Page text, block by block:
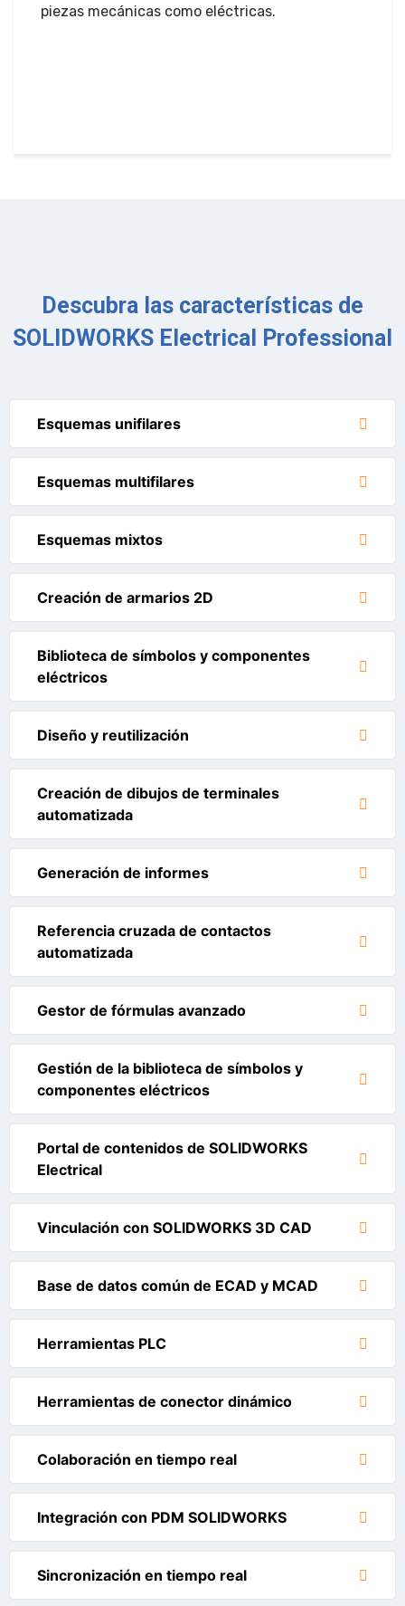
piezas mecánicas como eléctricas.
Descubra las características de
SOLIDWORKS Electrical Professional
Esquemas unifilares
Esquemas multifilares
Esquemas mixtos
Creación de armarios 2D
Biblioteca de símbolos y componentes
eléctricos
Diseño y reutilización
Creación de dibujos de terminales
automatizada
Generación de informes
Referencia cruzada de contactos
automatizada
Gestor de fórmulas avanzado
Gestión de la biblioteca de símbolos y
componentes eléctricos
Portal de contenidos de SOLIDWORKS
Electrical
Vinculación con SOLIDWORKS 3D CAD
Base de datos común de ECAD y MCAD
Herramientas PLC
Herramientas de conector dinámico
Colaboración en tiempo real
Integración con PDM SOLIDWORKS
Sincronización en tiempo real